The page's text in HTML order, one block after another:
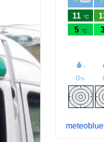
meteoblue